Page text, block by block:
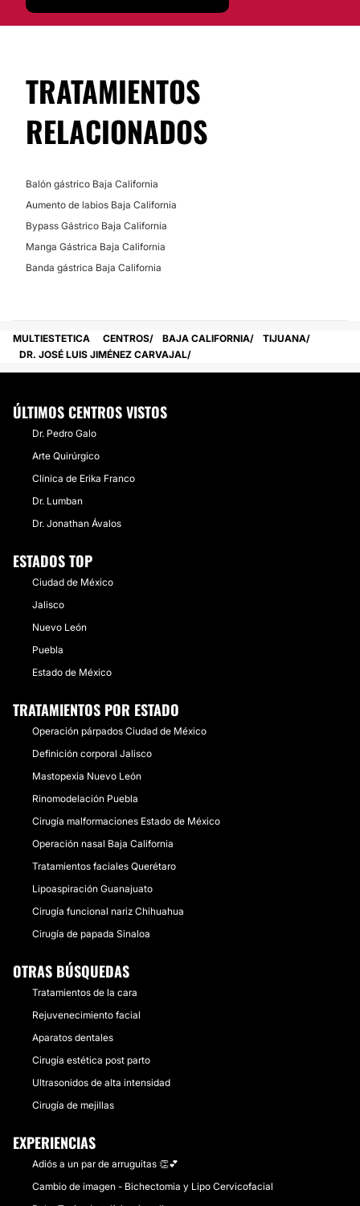
contáctenos hoy para obtener más información. Pide
Posibilidad de videoconsulta:
No
No
TRATAMIENTOS
RELACIONADOS
Balón gástrico Baja California
Aumento de labios Baja California
Bypass Gástrico Baja California
Manga Gástrica Baja California
Banda gástrica Baja California
MULTIESTETICA CENTROS BAJA CALIFORNIA
TIJUANA
DR. JOSÉ LUIS JIMÉNEZ CARVAJAL
ÚLTIMOS CENTROS VISTOS
Dr. Pedro Galo
Arte Quirúrgico
Clínica de Erika Franco
Dr. Lumban
Dr. Jonathan Ávalos
ESTADOS TOP
Ciudad de México
Jalisco
Nuevo León
Puebla
Estado de México
TRATAMIENTOS POR ESTADO
Operación párpados Ciudad de México
Definición corporal Jalisco
Mastopexia Nuevo León
Rinomodelación Puebla
Cirugía malformaciones Estado de México
Operación nasal Baja California
Tratamientos faciales Querétaro
Lipoaspiración Guanajuato
Cirugía funcional nariz Chihuahua
Cirugía de papada Sinaloa
OTRAS BÚSQUEDAS
Tratamientos de la cara
Rejuvenecimiento facial
Aparatos dentales
Cirugía estética post parto
Ultrasonidos de alta intensidad
Cirugía de mejillas
EXPERIENCIAS
Adiós a un par de arruguitas 👏💕
Cambio de imagen - Bichectomia y Lipo Cervicofacial